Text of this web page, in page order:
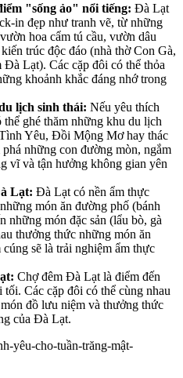
"sống ảo" nổi tiếng: Đà Lạt
in đẹp như tranh vẽ, từ những
hoa cẩm tú cầu, vườn dâu
trúc độc đáo (nhà thờ Con Gà,
Lạt). Các cặp đôi có thể thỏa
khoảnh khắc đáng nhớ trong
lịch sinh thái: Nếu yêu thích
thể ghé thăm những khu du lịch
Yêu, Đồi Mộng Mơ hay thác
những con đường mòn, ngắm
vĩ và tận hưởng không gian yên
Lạt: Đà Lạt có nền ẩm thực
món ăn đường phố (bánh
những món đặc sản (lẩu bò, gà
thưởng thức những món ăn
sẽ là trải nghiệm ẩm thực
Chợ đêm Đà Lạt là điểm đến
Các cặp đôi có thể cùng nhau
đồ lưu niệm và thưởng thức
của Đà Lạt.